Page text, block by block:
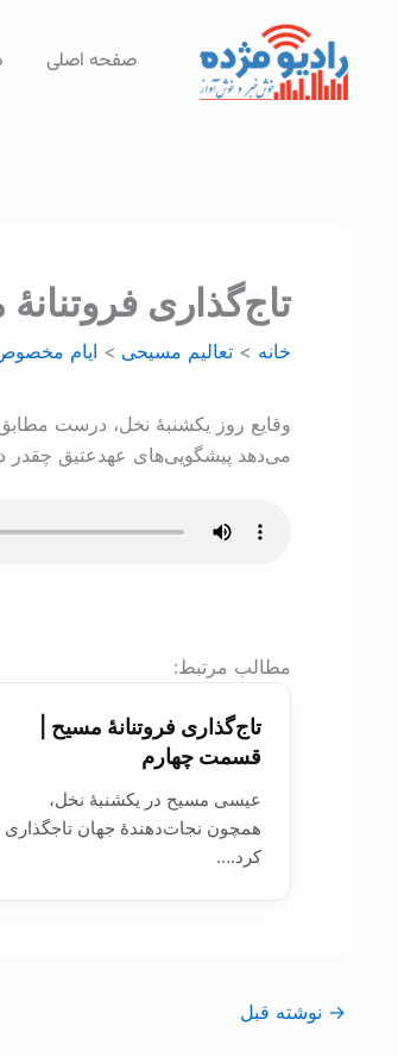
صفحه اصلی
تاج‌گذاری
خانه تعالیم مسیحی ايام
وقایع روز یکشنبۀ نخل، درست مطابق
می‌دهد پیشگویی‌های عهدعتیق چقدر
:مطالب مرتبط
تاج‌گذاری فروتنانۀ مسیح |
قسمت چهارم
عیسی مسیح در یکشنبۀ نخل،
همچون نجات‌دهندۀ جهان تاجگذاری
کرد.…
→ نوشته قبل